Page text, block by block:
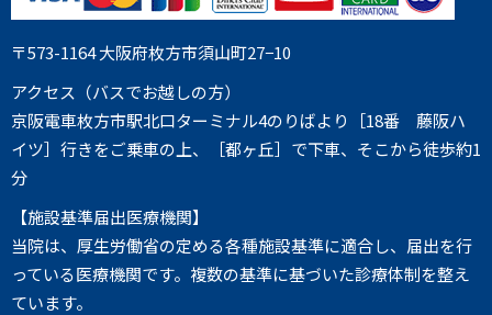
〒573-1164 大阪府枚方市須山町27−10
アクセス（バスでお越しの方）
京阪電車枚方市駅北口ターミナル4のりばより［18番 藤阪ハ
イツ］行きをご乗車の上、［都ヶ丘］で下車、そこから徒歩約1
分
【施設基準届出医療機関】
当院は、厚生労働省の定める各種施設基準に適合し、届出を行
っている医療機関です。複数の基準に基づいた診療体制を整え
ています。